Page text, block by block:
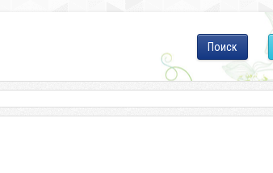
Поиск